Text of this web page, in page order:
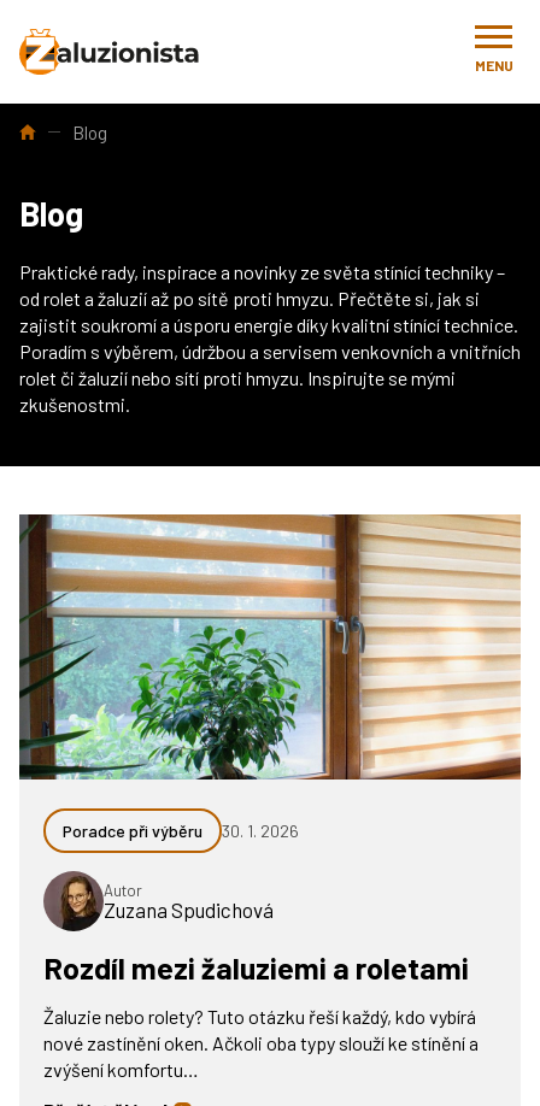
MENU
Úvod Blog
Blog
Praktické rady, inspirace a novinky ze světa stínící techniky –
od rolet a žaluzií až po sítě proti hmyzu. Přečtěte si, jak si
zajistit soukromí a úsporu energie díky kvalitní stínící technice.
Poradím s výběrem, údržbou a servisem venkovních a vnitřních
rolet či žaluzií nebo sítí proti hmyzu. Inspirujte se mými
zkušenostmi.
Poradce při výběru 30. 1. 2026
Autor
Zuzana Spudichová
Rozdíl mezi žaluziemi a roletami
Žaluzie nebo rolety? Tuto otázku řeší každý, kdo vybírá
nové zastínění oken. Ačkoli oba typy slouží ke stínění a
zvýšení komfortu…